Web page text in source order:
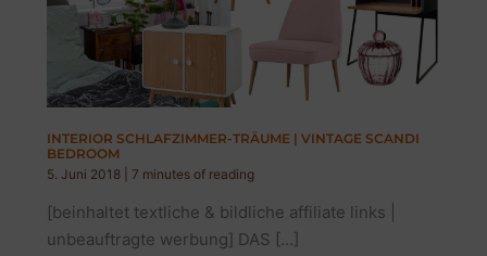
INTERIOR SCHLAFZIMMER-TRÄUME | VINTAGE SCANDI
BEDROOM
5. Juni 2018
7 minutes of reading
[beinhaltet textliche & bildliche affiliate links |
unbeauftragte werbung] DAS […]